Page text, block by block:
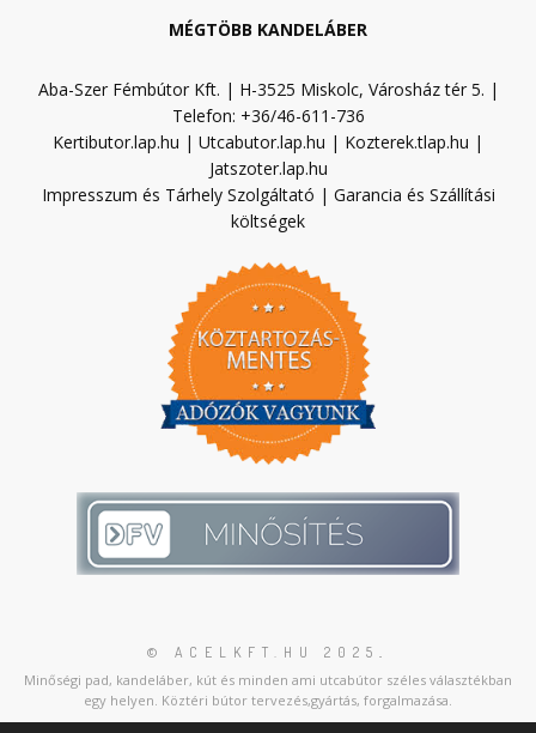
MÉGTÖBB KANDELÁBER
Aba-Szer Fémbútor Kft. | H-3525 Miskolc, Városház tér 5. |
Telefon: +36/46-611-736
Kertibutor.lap.hu | Utcabutor.lap.hu | Kozterek.tlap.hu |
Jatszoter.lap.hu
Impresszum és Tárhely Szolgáltató | Garancia és Szállítási
költségek
© ACELKFT.HU 2025 .
Minőségi pad, kandeláber, kút és minden ami utcabútor széles választékban
egy helyen. Köztéri bútor tervezés,gyártás, forgalmazása.